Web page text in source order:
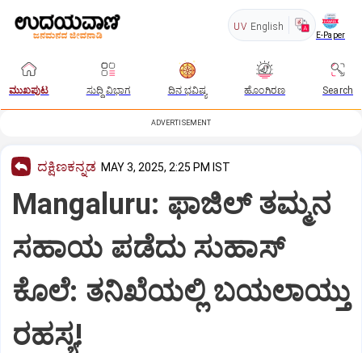
UV English
E-Paper
ಮುಖಪುಟ ಸುದ್ದಿ ವಿಭಾಗ ದಿನ ಭವಿಷ್ಯ ಹೊಂಗಿರಣ Search
ADVERTISEMENT
ದಕ್ಷಿಣಕನ್ನಡ MAY 3, 2025, 2:25 PM IST
Mangaluru: ಫಾಜಿಲ್‌ ತಮ್ಮನ
ಸಹಾಯ ಪಡೆದು ಸುಹಾಸ್‌
ಕೊಲೆ: ತನಿಖೆಯಲ್ಲಿ ಬಯಲಾಯ್ತು
ರಹಸ್ಯ!